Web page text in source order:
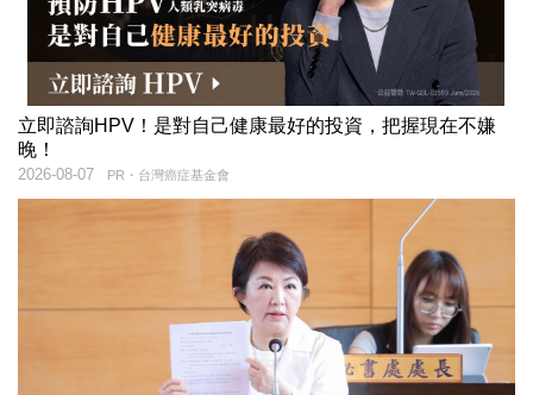
立即諮詢HPV！是對自己健康最好的投資，把握現在不嫌
晚！
PR・台灣癌症基金會
2026-08-07